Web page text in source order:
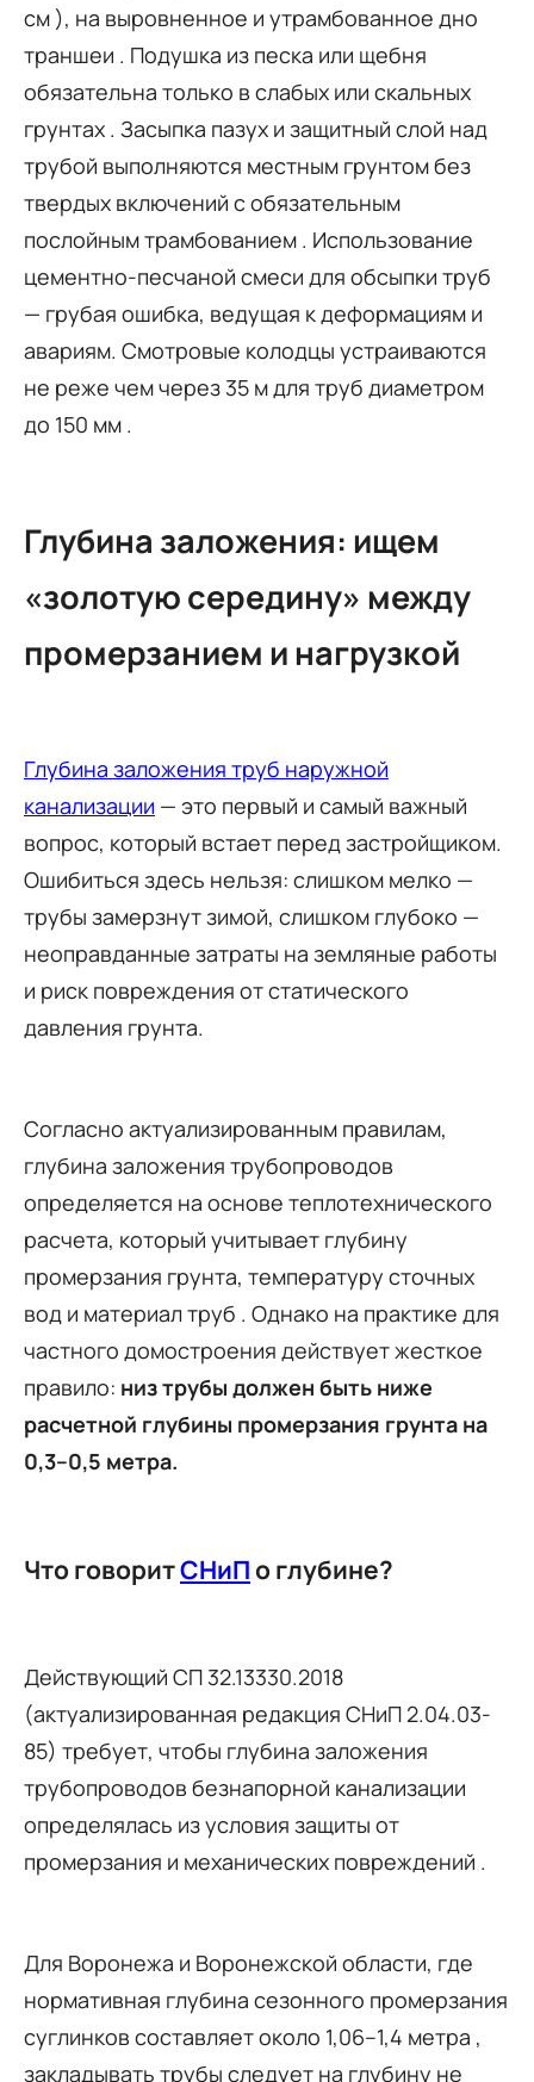
см ), на выровненное и утрамбованное дно
траншеи . Подушка из песка или щебня
обязательна только в слабых или скальных
грунтах . Засыпка пазух и защитный слой над
трубой выполняются местным грунтом без
твердых включений с обязательным
послойным трамбованием . Использование
цементно-песчаной смеси для обсыпки труб
— грубая ошибка, ведущая к деформациям и
авариям. Смотровые колодцы устраиваются
не реже чем через 35 м для труб диаметром
до 150 мм .
Глубина заложения: ищем
«золотую середину» между
промерзанием и нагрузкой
Глубина заложения труб наружной
канализации — это первый и самый важный
вопрос, который встает перед застройщиком.
Ошибиться здесь нельзя: слишком мелко —
трубы замерзнут зимой, слишком глубоко —
неоправданные затраты на земляные работы
и риск повреждения от статического
давления грунта.
Согласно актуализированным правилам,
глубина заложения трубопроводов
определяется на основе теплотехнического
расчета, который учитывает глубину
промерзания грунта, температуру сточных
вод и материал труб . Однако на практике для
частного домостроения действует жесткое
правило: низ трубы должен быть ниже
расчетной глубины промерзания грунта на
0,3–0,5 метра.
Что говоритСНиПо глубине?
Действующий СП 32.13330.2018
(актуализированная редакция СНиП 2.04.03-
85) требует, чтобы глубина заложения
трубопроводов безнапорной канализации
определялась из условия защиты от
промерзания и механических повреждений .
Для Воронежа и Воронежской области, где
нормативная глубина сезонного промерзания
суглинков составляет около 1,06–1,4 метра ,
закладывать трубы следует на глубину не